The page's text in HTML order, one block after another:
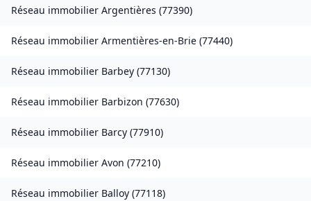
Réseau immobilier Argentières (77390)
Réseau immobilier Armentières-en-Brie (77440)
Réseau immobilier Barbey (77130)
Réseau immobilier Barbizon (77630)
Réseau immobilier Barcy (77910)
Réseau immobilier Avon (77210)
Réseau immobilier Balloy (77118)